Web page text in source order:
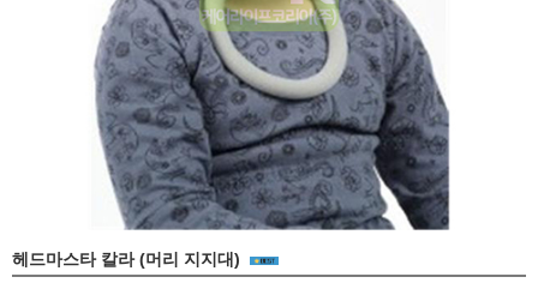
헤드마스타 칼라 (머리 지지대)